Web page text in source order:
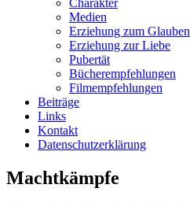
Charakter
Medien
Erziehung zum Glauben
Erziehung zur Liebe
Pubertät
Bücherempfehlungen
Filmempfehlungen
Beiträge
Links
Kontakt
Datenschutzerklärung
Machtkämpfe